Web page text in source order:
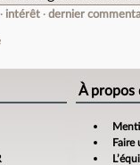
intérêt dernier
À propos
Faire